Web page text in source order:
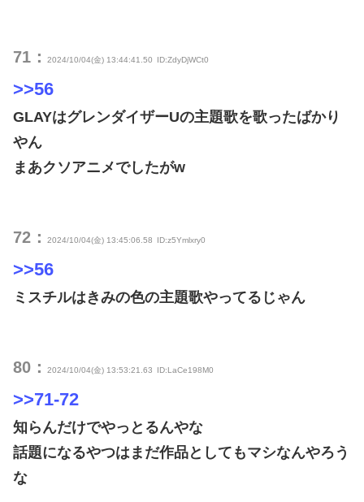
71： 2024/10/04(金) 13:44:41.50 ID:ZdyDjWCt0
>>56
GLAYはグレンダイザーUの主題歌を歌ったばかり
やん
まあクソアニメでしたがw
72： 2024/10/04(金) 13:45:06.58 ID:z5Ymlxry0
>>56
ミスチルはきみの色の主題歌やってるじゃん
80： 2024/10/04(金) 13:53:21.63 ID:LaCe198M0
>>71-72
知らんだけでやっとるんやな
話題になるやつはまだ作品としてもマシなんやろう
な